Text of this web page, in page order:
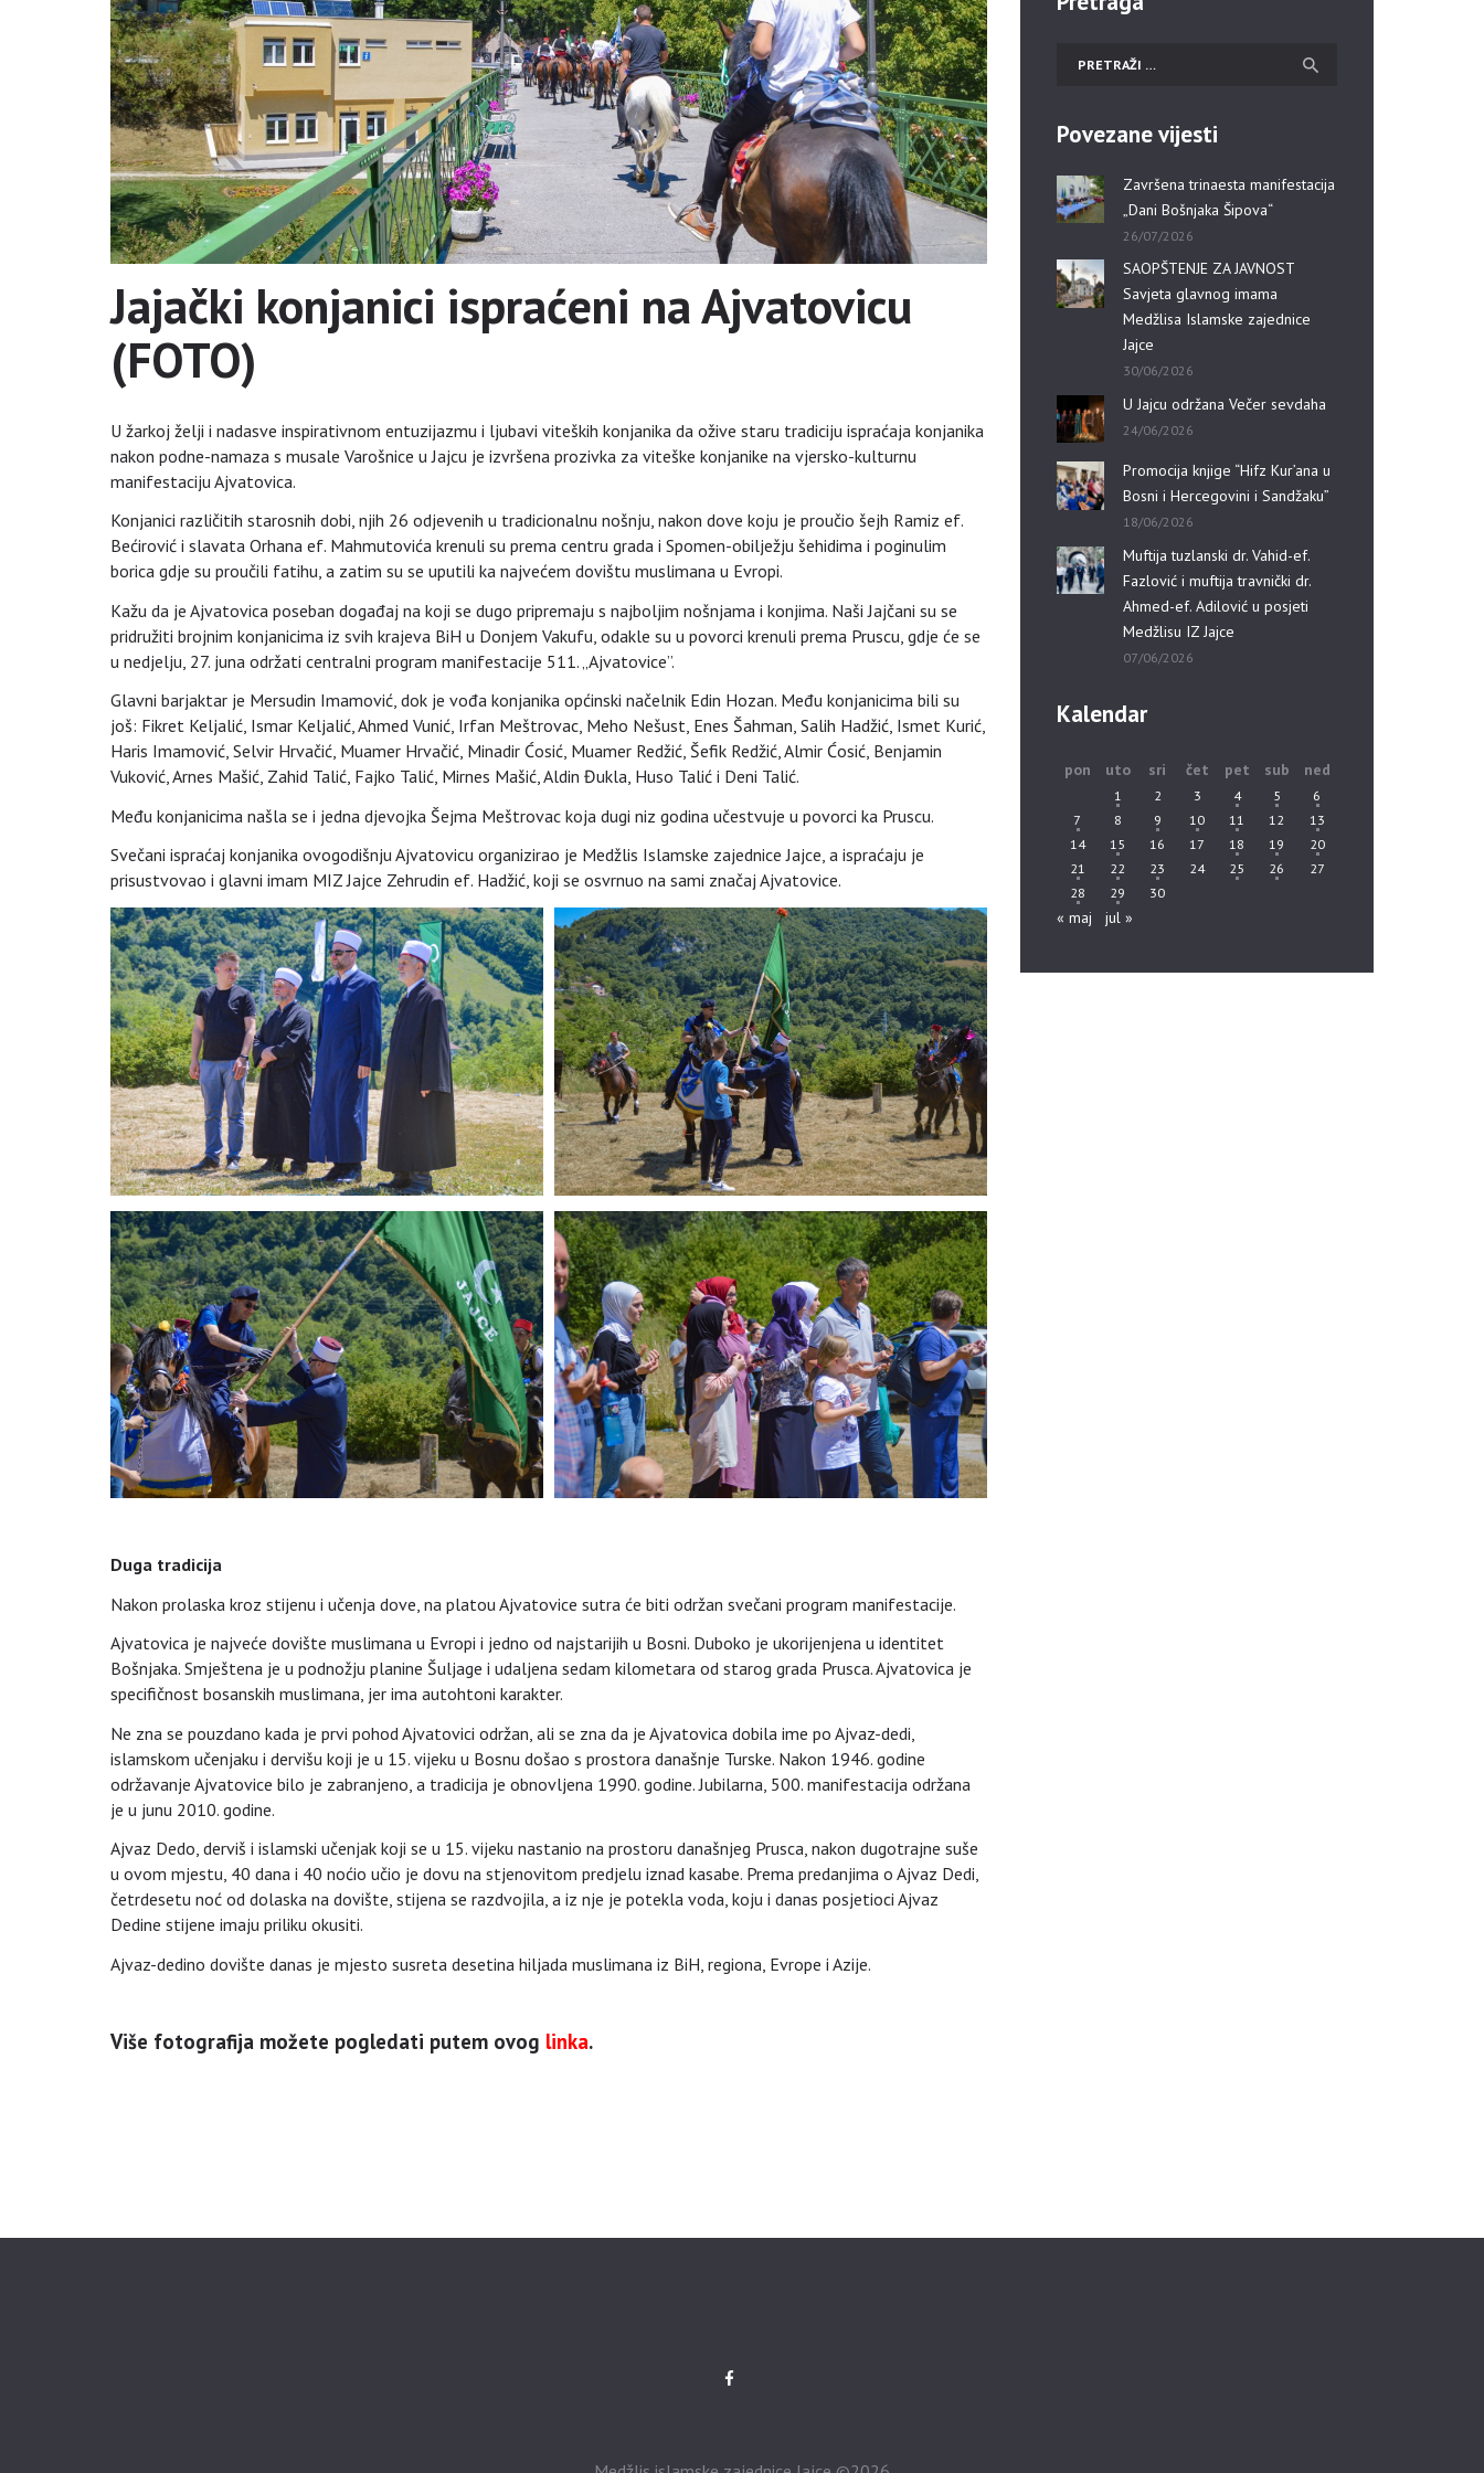
Jajački konjanici ispraćeni na Ajvatovicu
(FOTO)
U žarkoj želji i nadasve inspirativnom entuzijazmu i ljubavi viteških konjanika da ožive staru tradiciju ispraćaja konjanika
nakon podne-namaza s musale Varošnice u Jajcu je izvršena prozivka za viteške konjanike na vjersko-kulturnu
manifestaciju Ajvatovica.
Konjanici različitih starosnih dobi, njih 26 odjevenih u tradicionalnu nošnju, nakon dove koju je proučio šejh Ramiz ef.
Bećirović i slavata Orhana ef. Mahmutovića krenuli su prema centru grada i Spomen-obilježju šehidima i poginulim
borica gdje su proučili fatihu, a zatim su se uputili ka najvećem dovištu muslimana u Evropi.
Kažu da je Ajvatovica poseban događaj na koji se dugo pripremaju s najboljim nošnjama i konjima. Naši Jajčani su se
pridružiti brojnim konjanicima iz svih krajeva BiH u Donjem Vakufu, odakle su u povorci krenuli prema Pruscu, gdje će se
u nedjelju, 27. juna održati centralni program manifestacije 511. „Ajvatovice”.
Glavni barjaktar je Mersudin Imamović, dok je vođa konjanika općinski načelnik Edin Hozan. Među konjanicima bili su
još: Fikret Keljalić, Ismar Keljalić, Ahmed Vunić, Irfan Meštrovac, Meho Nešust, Enes Šahman, Salih Hadžić, Ismet Kurić,
Haris Imamović, Selvir Hrvačić, Muamer Hrvačić, Minadir Ćosić, Muamer Redžić, Šefik Redžić, Almir Ćosić, Benjamin
Vuković, Arnes Mašić, Zahid Talić, Fajko Talić, Mirnes Mašić, Aldin Đukla, Huso Talić i Deni Talić.
Među konjanicima našla se i jedna djevojka Šejma Meštrovac koja dugi niz godina učestvuje u povorci ka Pruscu.
Svečani ispraćaj konjanika ovogodišnju Ajvatovicu organizirao je Medžlis Islamske zajednice Jajce, a ispraćaju je
prisustvovao i glavni imam MIZ Jajce Zehrudin ef. Hadžić, koji se osvrnuo na sami značaj Ajvatovice.
Duga tradicija
Nakon prolaska kroz stijenu i učenja dove, na platou Ajvatovice sutra će biti održan svečani program manifestacije.
Ajvatovica je najveće dovište muslimana u Evropi i jedno od najstarijih u Bosni. Duboko je ukorijenjena u identitet
Bošnjaka. Smještena je u podnožju planine Šuljage i udaljena sedam kilometara od starog grada Prusca. Ajvatovica je
specifičnost bosanskih muslimana, jer ima autohtoni karakter.
Ne zna se pouzdano kada je prvi pohod Ajvatovici održan, ali se zna da je Ajvatovica dobila ime po Ajvaz-dedi,
islamskom učenjaku i dervišu koji je u 15. vijeku u Bosnu došao s prostora današnje Turske. Nakon 1946. godine
održavanje Ajvatovice bilo je zabranjeno, a tradicija je obnovljena 1990. godine. Jubilarna, 500. manifestacija održana
je u junu 2010. godine.
Ajvaz Dedo, derviš i islamski učenjak koji se u 15. vijeku nastanio na prostoru današnjeg Prusca, nakon dugotrajne suše
u ovom mjestu, 40 dana i 40 noćio učio je dovu na stjenovitom predjelu iznad kasabe. Prema predanjima o Ajvaz Dedi,
četrdesetu noć od dolaska na dovište, stijena se razdvojila, a iz nje je potekla voda, koju i danas posjetioci Ajvaz
Dedine stijene imaju priliku okusiti.
Ajvaz-dedino dovište danas je mjesto susreta desetina hiljada muslimana iz BiH, regiona, Evrope i Azije.
Više fotografija možete pogledati putem ovog linka.
Povezane vijesti
Završena trinaesta manifestacija
„Dani Bošnjaka Šipova“
26/07/2026
SAOPŠTENJE ZA JAVNOST
Savjeta glavnog imama
Medžlisa Islamske zajednice
Jajce
30/06/2026
U Jajcu održana Večer sevdaha
24/06/2026
Promocija knjige “Hifz Kur’ana u
Bosni i Hercegovini i Sandžaku”
18/06/2026
Muftija tuzlanski dr. Vahid-ef.
Fazlović i muftija travnički dr.
Ahmed-ef. Adilović u posjeti
Medžlisu IZ Jajce
07/06/2026
Kalendar
pon uto sri čet pet sub ned
1 2 3 4 5
6
7
8 9 10 11 12
13
14
15 16 17 18 19
20
21
22 23 24 25 26
27
28
29 30
« maj jul »